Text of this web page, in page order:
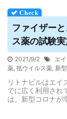
ファイザー
ス薬の試験
2021/9/2 エ
薬, 抵ウイルス薬, 新
リトナビルはエイ
でに広く利用され
は、新型コロナが